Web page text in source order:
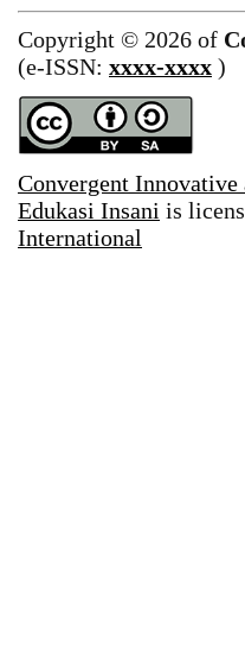
Copyright © 2026 of
(e-ISSN: xxxx-xxxx )
Convergent
Edukasi Insani is
International